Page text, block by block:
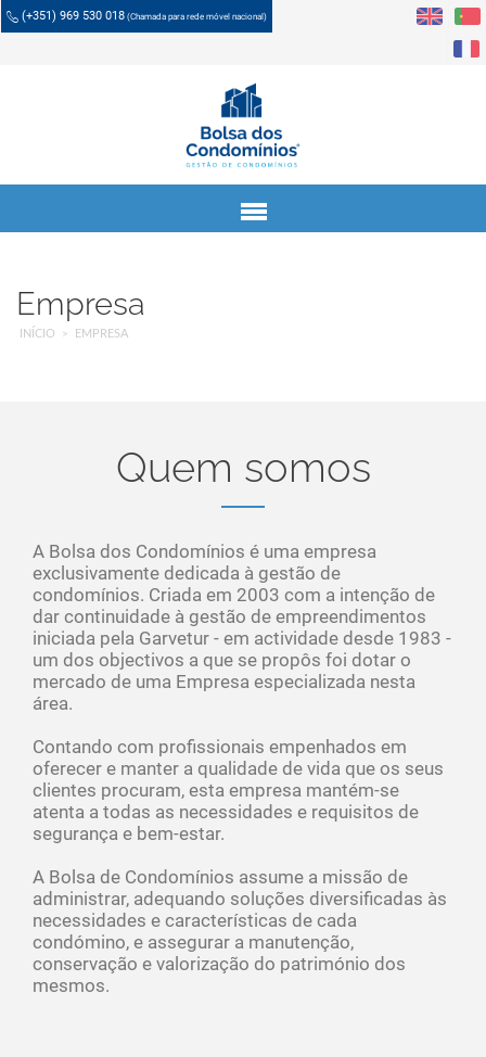
(+351) 969 530 018 (Chamada para rede móvel nacional)
Menu
Empresa
INÍCIO EMPRESA
Quem somos
A Bolsa dos Condomínios é uma empresa
exclusivamente dedicada à gestão de
condomínios. Criada em 2003 com a intenção de
dar continuidade à gestão de empreendimentos
iniciada pela Garvetur - em actividade desde 1983 -
um dos objectivos a que se propôs foi dotar o
mercado de uma Empresa especializada nesta
área.
Contando com profissionais empenhados em
oferecer e manter a qualidade de vida que os seus
clientes procuram, esta empresa mantém-se
atenta a todas as necessidades e requisitos de
segurança e bem-estar.
A Bolsa de Condomínios assume a missão de
administrar, adequando soluções diversificadas às
necessidades e características de cada
condómino, e assegurar a manutenção,
conservação e valorização do património dos
mesmos.